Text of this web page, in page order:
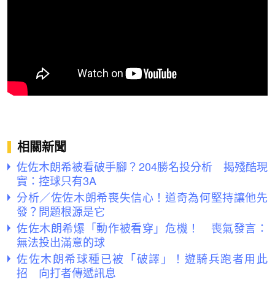
相關新聞
佐佐木朗希被看破手腳？204勝名投分析 揭殘酷現
實：控球只有3A
分析／佐佐木朗希喪失信心！道奇為何堅持讓他先
發？問題根源是它
佐佐木朗希爆「動作被看穿」危機！ 喪氣發言：
無法投出滿意的球
佐佐木朗希球種已被「破譯」！遊騎兵跑者用此
招 向打者傳遞訊息